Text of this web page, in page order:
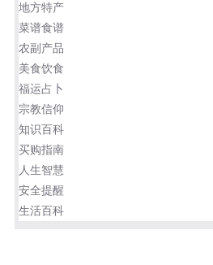
地方特产
菜谱食谱
农副产品
美食饮食
福运占卜
宗教信仰
知识百科
买购指南
人生智慧
安全提醒
生活百科